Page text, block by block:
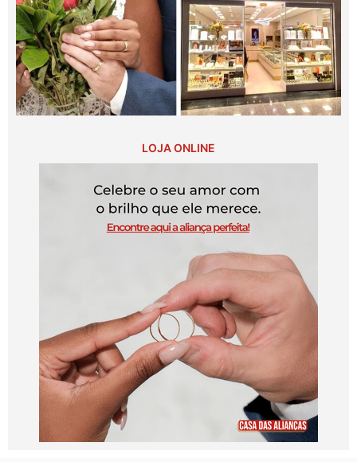
LOJA ONLINE